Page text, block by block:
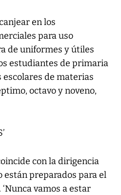
en los
para uso
de uniformes y útiles
estudiantes de primaria
de materias
octavo y noveno,
con la dirigencia
están preparados para el
vamos a estar